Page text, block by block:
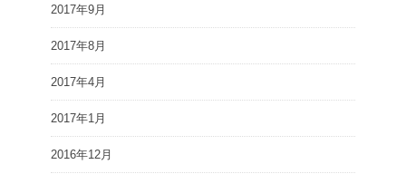
2017年9月
2017年8月
2017年4月
2017年1月
2016年12月